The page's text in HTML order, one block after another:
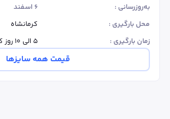
به‌روزرسانی :
۶ اسفند
محل بارگیری :
کرمانشاه
زمان بارگیری :
۵ الی ۱۰ روز کاری
قیمت همه سایزها